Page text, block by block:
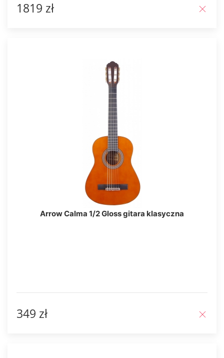
1819 zł
Arrow Calma 1/2 Gloss gitara klasyczna
349 zł